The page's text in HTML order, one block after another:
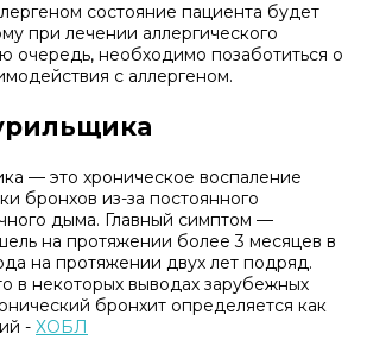
состояние пациента будет
при лечении аллергического
очередь, необходимо позаботиться о
с аллергеном.
— это хроническое воспаление
бронхов из-за постоянного
дыма. Главный симптом —
на протяжении более 3 месяцев в
на протяжении двух лет подряд.
в некоторых выводах зарубежных
бронхит определяется как
- ХОБЛ